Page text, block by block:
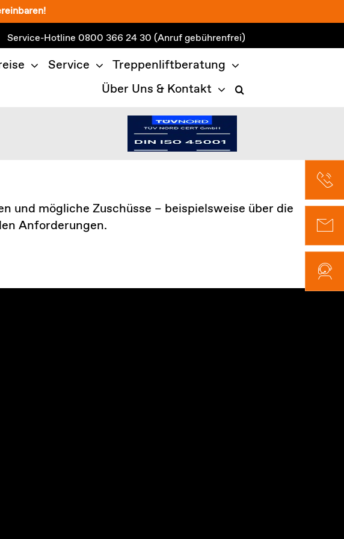
Service-Hotline0800 366 24 30 (Anruf gebührenfrei)
Service
Treppenliftberatung
Über Uns & Kontakt
und mögliche Zuschüsse – beispielsweise über die
Anforderungen.